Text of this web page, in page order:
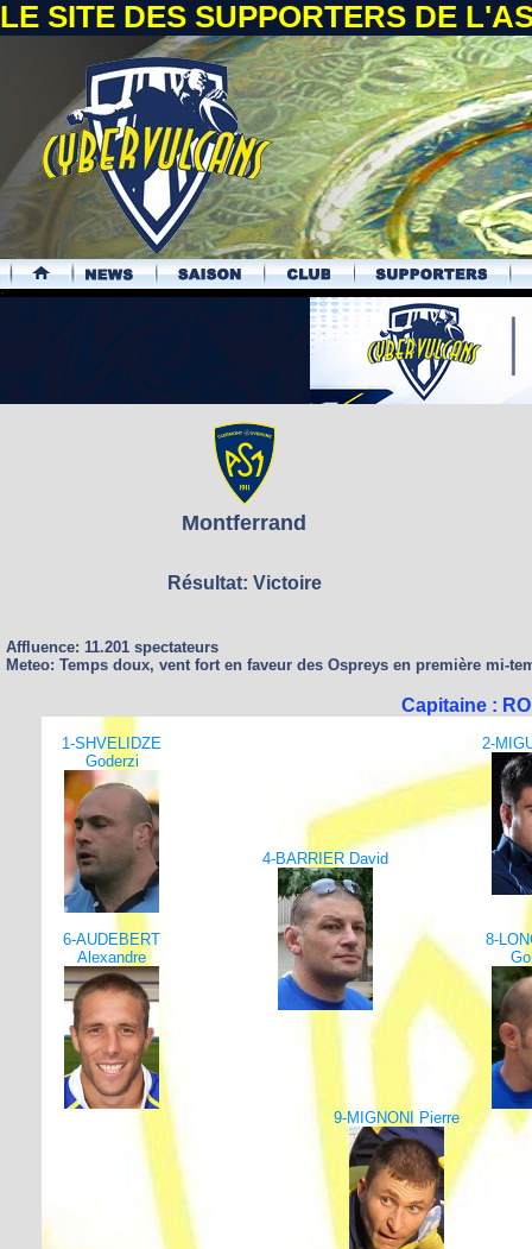
LE SITE DES SUPPORTERS DE
.
Montferrand
Résultat: Victoire
Affluence: 11.201 spectateurs
Meteo: Temps doux, vent fort en faveur des Ospreys en première mi-
Capitaine :
1-SHVELIDZE
Goderzi
2-
4-BARRIER David
6-AUDEBERT
Alexandre
8-
9-MIGNONI Pierre